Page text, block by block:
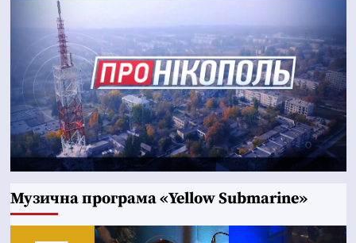
Музична програма «Yellow Submarine»